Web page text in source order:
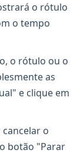
o rótulo
o tempo
o rótulo ou o
as
e clique em
cancelar o
botão "Parar